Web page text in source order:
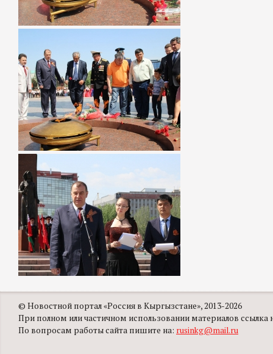
© Новостной портал «Россия в Кыргызстане», 2013-2026
При полном или частичном использовании материалов ссылка
По вопросам работы сайта пишите на: rusinkg@mail.ru